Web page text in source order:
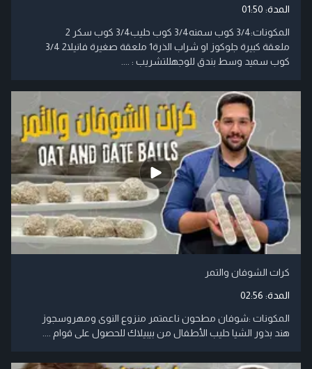
المدة: 01:50
​المكونات:3/4 كوب سمنه3/4 كوب حليب3/4 كوب سكر 2
ملعقة كبيرة جلوكوز او شراب الذرة1 ملعقة صغيرة فانيلا2 3/4
كوب سميد وسط بندق للوجهللتشريب : ....
كرات الشوفان والتمر
المدة: 02:56
المكونات :شوفان مطحون ناعمتمر منزوع النوى ومهروسجوز
هند بذور الشيا حليب الأطفال من بيبيلاك للحصول على قوام ....